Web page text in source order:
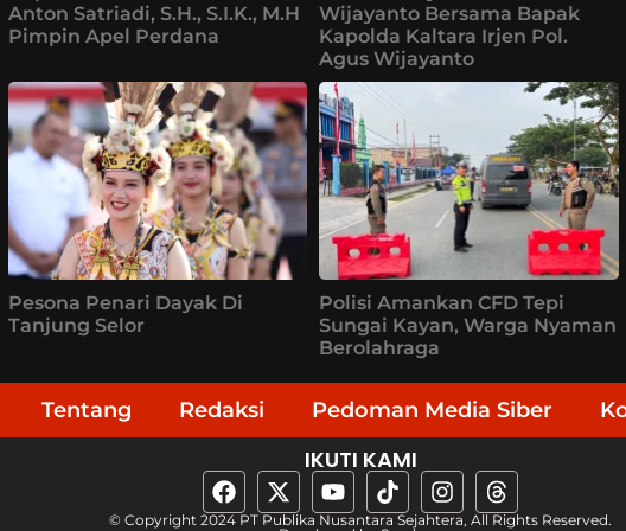
Anton Satriadi, S.H., S.I.K., M.H
Pimpin Apel Perdana
Wijayanto Bersama Bapak
Kapolda Kaltara Irjen Pol.
Agus Wijayanto
Pesona Penari Dayak Di
Tanjung Selor
Polisi Amankan CFD Tepi
Sungai Kayan, Warga Nyaman
Berolahraga
Tentang Redaksi Pedoman Media Siber
IKUTI KAMI
© Copyright 2024 PT Publika Nusantara Sejahtera, All Rights Reserved.